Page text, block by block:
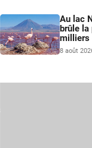
Au lac
brûle
milliers
8 août